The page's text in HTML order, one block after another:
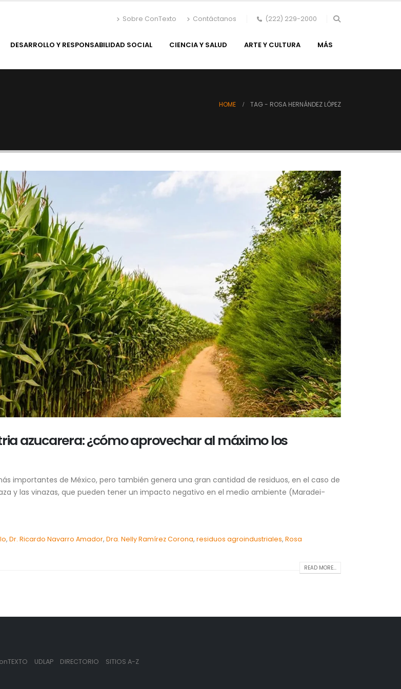
Sobre ConTexto Contáctanos (222) 229-2000
DESARROLLO Y RESPONSABILIDAD SOCIAL CIENCIA Y SALUD ARTE Y CULTURA MÁS
HOME TAG - ROSA HERNÁNDEZ LÓPEZ
azucarera: ¿cómo aprovechar al máximo los
importantes de México, pero también genera una gran cantidad de residuos, en el caso de
y las vinazas, que pueden tener un impacto negativo en el medio ambiente (Maradei-
, Dr. Ricardo Navarro Amador, Dra. Nelly Ramírez Corona, residuos agroindustriales, Rosa
READ MORE...
UDLAP DIRECTORIO SITIOS A-Z